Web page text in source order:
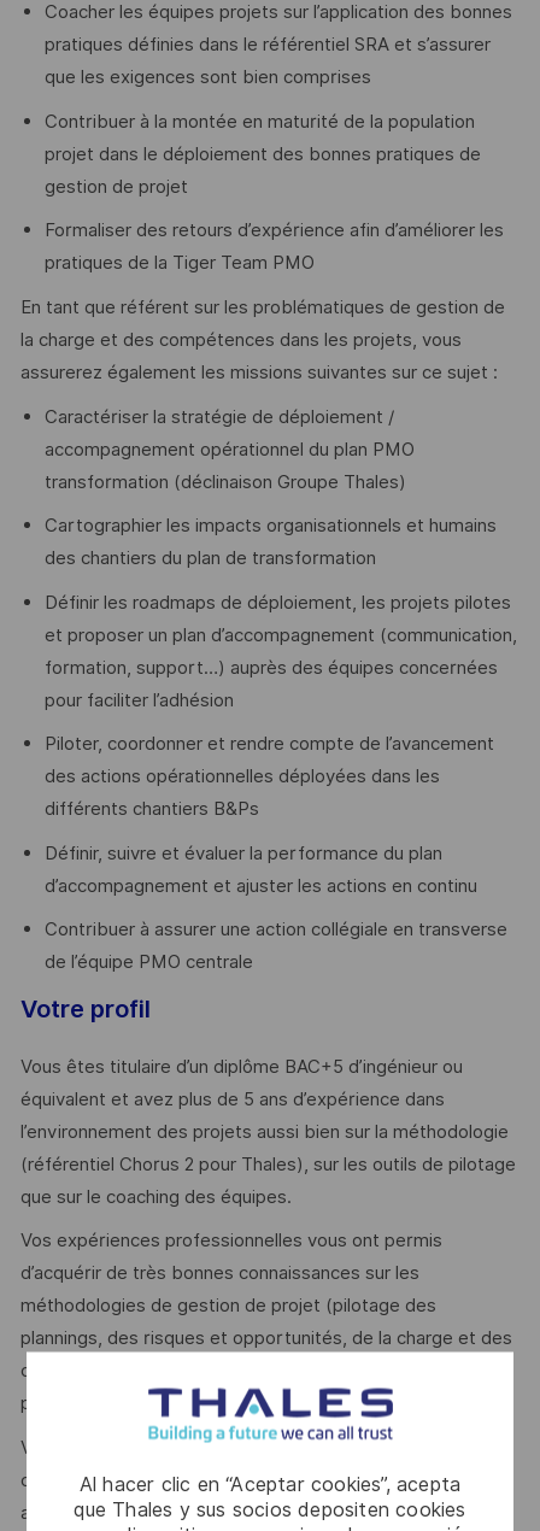
Al hacer clic en “Aceptar cookies”, acepta
que Thales y sus socios depositen cookies
Coacher les équipes projets sur l’application des bonnes
pratiques définies dans le référentiel SRA et s’assurer
que les exigences sont bien comprises
Contribuer à la montée en maturité de la population
projet dans le déploiement des bonnes pratiques de
gestion de projet
Formaliser des retours d’expérience afin d’améliorer les
pratiques de la Tiger Team PMO
En tant que référent sur les problématiques de gestion de
la charge et des compétences dans les projets, vous
assurerez également les missions suivantes sur ce sujet :
Caractériser la stratégie de déploiement /
accompagnement opérationnel du plan PMO
transformation (déclinaison Groupe Thales)
Cartographier les impacts organisationnels et humains
des chantiers du plan de transformation
Définir les roadmaps de déploiement, les projets pilotes
et proposer un plan d’accompagnement (communication,
formation, support…) auprès des équipes concernées
pour faciliter l’adhésion
Piloter, coordonner et rendre compte de l’avancement
des actions opérationnelles déployées dans les
différents chantiers B&Ps
Définir, suivre et évaluer la performance du plan
d’accompagnement et ajuster les actions en continu
Contribuer à assurer une action collégiale en transverse
de l’équipe PMO centrale
Votre profil
Vous êtes titulaire d’un diplôme BAC+5 d’ingénieur ou
équivalent et avez plus de 5 ans d’expérience dans
l’environnement des projets aussi bien sur la méthodologie
(référentiel Chorus 2 pour Thales), sur les outils de pilotage
que sur le coaching des équipes.
Vos expériences professionnelles vous ont permis
d’acquérir de très bonnes connaissances sur les
méthodologies de gestion de projet (pilotage des
plannings, des risques et opportunités, de la charge et des
compétences, etc…), idéalement avec une expérience des
process et outils Thales.
Vous êtes passionné(e) par la mise en pratique des
composantes de la gestion de projet, et vous êtes
autonome dans l’exploitation des données relatives au